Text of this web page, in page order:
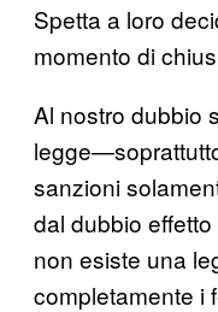
Spetta a loro
momento di
Al nostro dubbio
sanzioni
dal dubbio
non esiste una
completamente i